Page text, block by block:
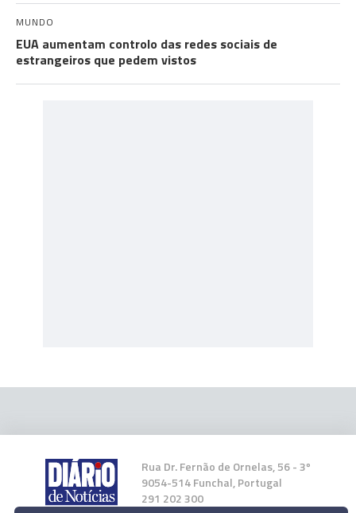
MUNDO
EUA aumentam controlo das redes sociais de
estrangeiros que pedem vistos
Rua Dr. Fernão de Ornelas, 56 - 3º
9054-514 Funchal, Portugal
291 202 300